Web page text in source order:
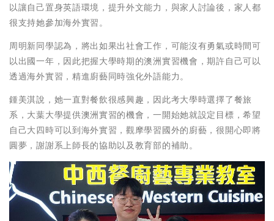
以讓自己置身英語環境，提升外文能力，與家人討論後，家人都
很支持她參加海外實習。
周明新同學認為，將出如果出社會工作，可能沒有勇氣或時間可
以出國一年，因此把握大學時期的澳洲實習機會，期許自己可以
透過海外實習，精進廚藝同時強化外語能力。
鍾美淇說，她一直對餐飲很感興趣，因此考大學時選擇了餐旅
系，大葉大學提供澳洲實習的機會，一開始她就設定目標，希望
自己大四時可以到海外實習，觀摩學習國外的廚藝，很開心即將
圓夢，謝謝系上師長的協助以及教育部的補助。